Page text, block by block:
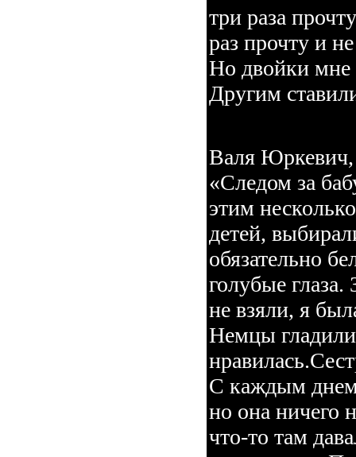
три раза
раз прочту и
Но двойки мне
Другим
Валя Юркевич,
«Следом за
этим
детей,
обязательно
голубые
не взяли, я
Немцы гладили
С каждым днем
но она ничего
что-то там